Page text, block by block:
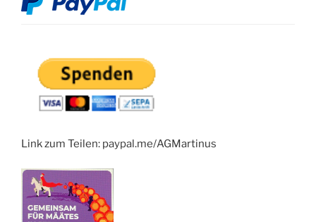
Link zum Teilen: paypal.me/AGMartinus